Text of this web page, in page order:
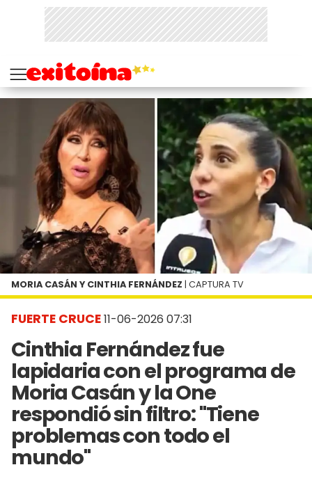
FUERTE CRUCE11-06-2026 07:31
Cinthia Fernández fue
lapidaria con el programa de
Moria Casán y la One
respondió sin filtro: "Tiene
problemas con todo el
mundo"
MORIA CASÁN Y CINTHIA FERNÁNDEZ | CAPTURA TV